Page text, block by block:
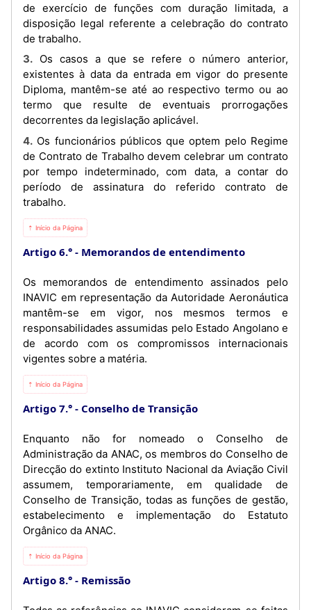
de exercício de funções com duração limitada, a
disposição legal referente a celebração do contrato
de trabalho.
3. Os casos a que se refere o número anterior,
existentes à data da entrada em vigor do presente
Diploma, mantêm-se até ao respectivo termo ou ao
termo que resulte de eventuais prorrogações
decorrentes da legislação aplicável.
4. Os funcionários públicos que optem pelo Regime
de Contrato de Trabalho devem celebrar um contrato
por tempo indeterminado, com data, a contar do
período de assinatura do referido contrato de
trabalho.
⇡ Início da Página
Artigo 6.° Memorandos de entendimento
Os memorandos de entendimento assinados pelo
INAVIC em representação da Autoridade Aeronáutica
mantêm-se em vigor, nos mesmos termos e
responsabilidades assumidas pelo Estado Angolano e
de acordo com os compromissos internacionais
vigentes sobre a matéria.
⇡ Início da Página
Artigo 7.° Conselho de Transição
Enquanto não for nomeado o Conselho de
Administração da ANAC, os membros do Conselho de
Direcção do extinto Instituto Nacional da Aviação Civil
assumem, temporariamente, em qualidade de
Conselho de Transição, todas as funções de gestão,
estabelecimento e implementação do Estatuto
Orgânico da ANAC.
⇡ Início da Página
Artigo 8.° Remissão